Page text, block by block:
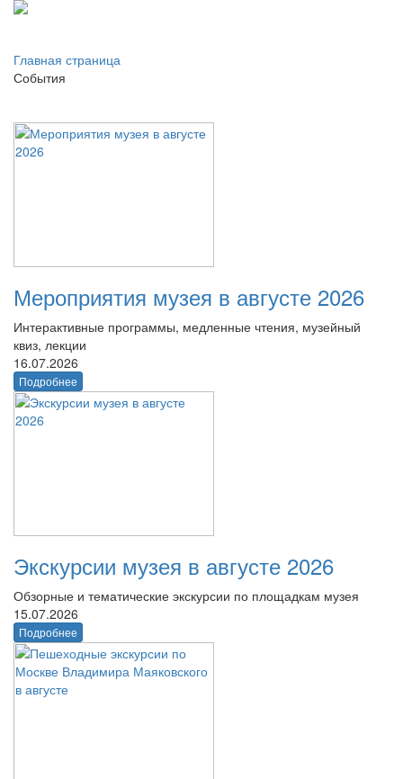
Главная страница
События
Мероприятия музея в августе 2026
Интерактивные программы, медленные чтения, музейный
квиз, лекции
16.07.2026
Подробнее
Экскурсии музея в августе 2026
Обзорные и тематические экскурсии по площадкам музея
15.07.2026
Подробнее